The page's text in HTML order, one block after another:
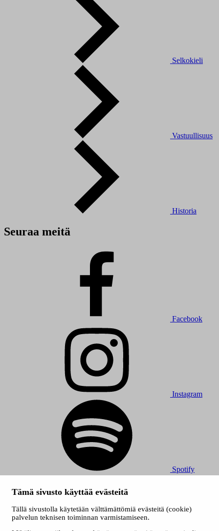
Tämä sivusto käyttää evästeitä
Tällä sivustolla käytetään välttämättömiä evästeitä (cookie)
palvelun teknisen toiminnan varmistamiseen.
Selkokieli
Vastuullisuus
Historia
Seuraa meitä
Facebook
Instagram
Spotify
Kaikki oikeudet muutoksiin pidätetään.
Saavutettavuusseloste
Tietosuojaselosteet